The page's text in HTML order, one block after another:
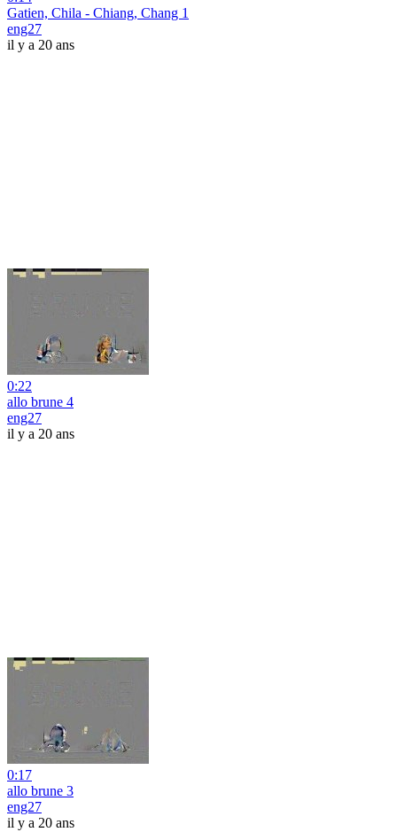
Gatien, Chila - Chiang, Chang 1
eng27
il y a 20 ans
0:22
allo brune 4
eng27
il y a 20 ans
0:17
allo brune 3
eng27
il y a 20 ans